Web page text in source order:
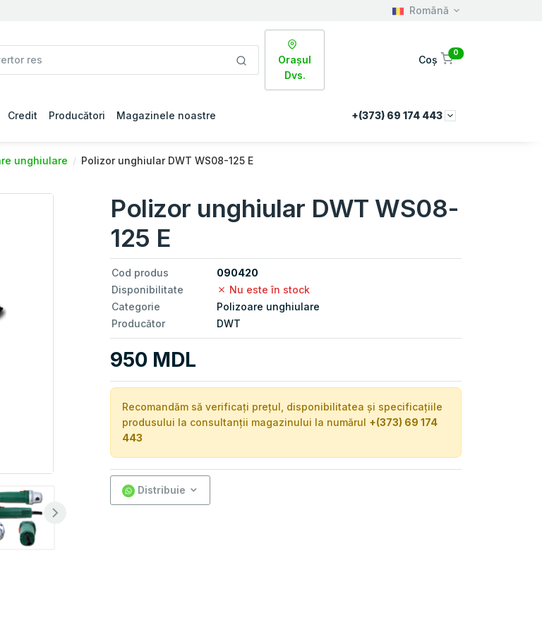
Română
Orașul
Dvs.
Coș
0
Credit Producători Magazinele noastre +(373) 69 174 443
unghiulare Polizor unghiular DWT WS08-125 E
Polizor unghiular DWT WS08-
125 E
Cod produs
090420
Disponibilitate
Nu este în stock
Categorie
Polizoare unghiulare
Producător
DWT
950 MDL
Recomandăm să verificați prețul, disponibilitatea și specificațiile
produsului la consultanții magazinului la numărul +(373) 69 174
443
Distribuie